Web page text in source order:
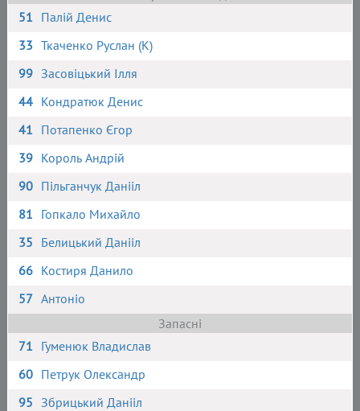
51 Палій Денис
33 Ткаченко Руслан (К)
99 Засовіцький Ілля
44 Кондратюк Денис
41 Потапенко Єгор
39 Король Андрій
90 Пільганчук Данііл
81 Гопкало Михайло
35 Белицький Данііл
66 Костиря Данило
57 Антоніо
Запасні
71 Гуменюк Владислав
60 Петрук Олександр
95 Збрицький Данііл